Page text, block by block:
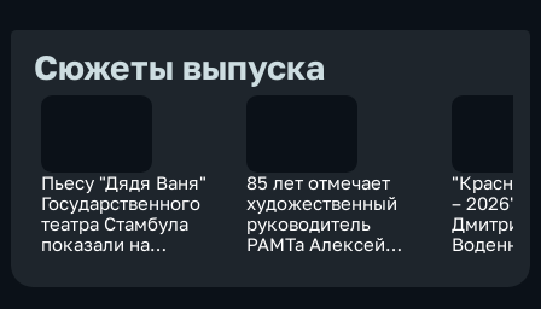
Сюжеты выпуска
Пьесу "Дядя Ваня"
Государственного
театра Стамбула
показали на
85 лет отмечает
художественный
руководитель
РАМТа Алексей
– 2026":